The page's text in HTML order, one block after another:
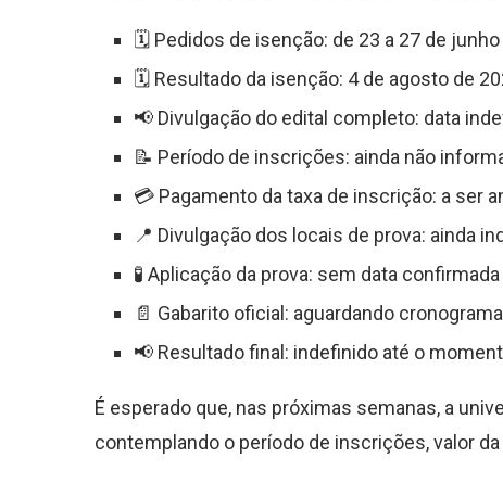
🗓️ Pedidos de isenção: de 23 a 27 de
🗓️ Resultado da isenção: 4 de agosto de
📢 Divulgação do edital completo: data
📝 Período de inscrições: ainda não
💳 Pagamento da taxa de inscrição: a ser
📍 Divulgação dos locais de prova: ainda
🧪 Aplicação da prova: sem data confirmada
📄 Gabarito oficial: aguardando cronograma
📢 Resultado final: indefinido até o
É esperado que, nas próximas semanas, a
contemplando o período de inscrições, valor